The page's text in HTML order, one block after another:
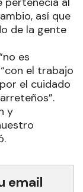
así que
de la gente
es
el trabajo
el cuidado
y
email